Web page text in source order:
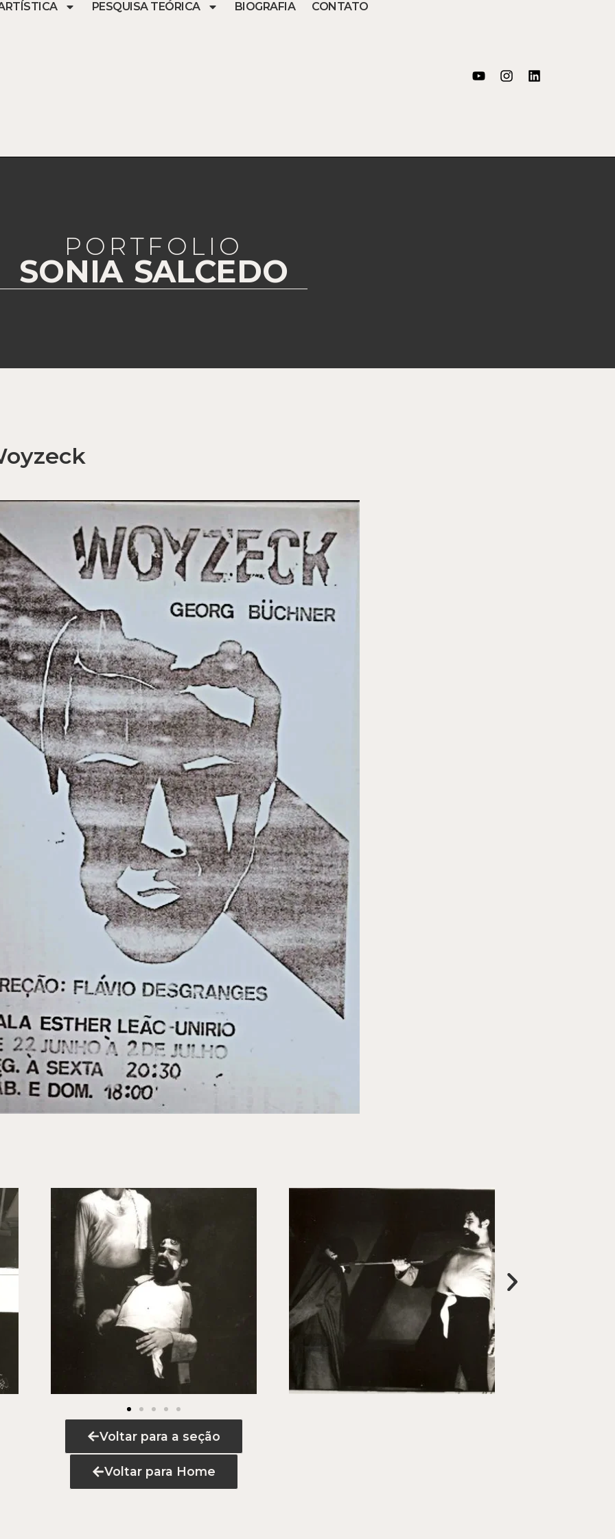
PESQUISA TEÓRICA BIOGRAFIA CONTATO
PORTFOLIO
SONIA SALCEDO
Voltar para a seção
Voltar para Home